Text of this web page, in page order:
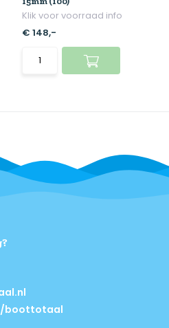
Klik voor voorraad info
€ 148,-
boottotaal